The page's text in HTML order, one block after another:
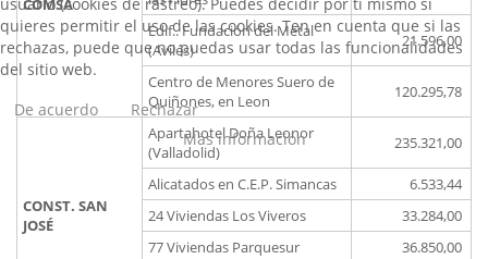
COMSA
Edif.. Fundación del Metal
(Avilés)
21.596,00
Centro de Menores Suero de
Quiñones, en Leon
120.295,78
CONST. SAN
JOSÉ
Apartahotel Doña Leonor
(Valladolid)
235.321,00
Alicatados en C.E.P. Simancas
6.533,44
24 Viviendas Los Viveros
33.284,00
77 Viviendas Parquesur
36.850,00
quieres permitir el uso de las cookies. Ten en cuenta que si las
rechazas, puede que no puedas usar todas las funcionalidades
del sitio web.
De acuerdo
Rechazar
Más información